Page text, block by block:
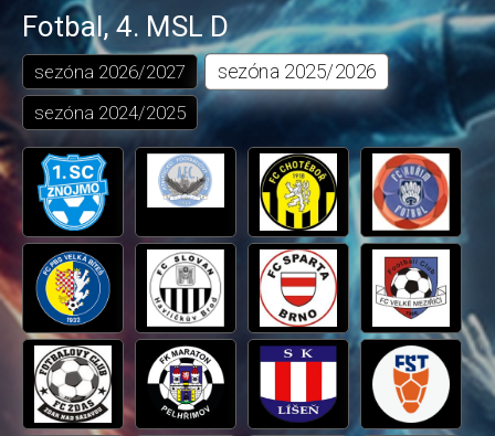
Fotbal, 4. MSL D
sezóna 2026/2027 sezóna 2025/2026
sezóna 2024/2025